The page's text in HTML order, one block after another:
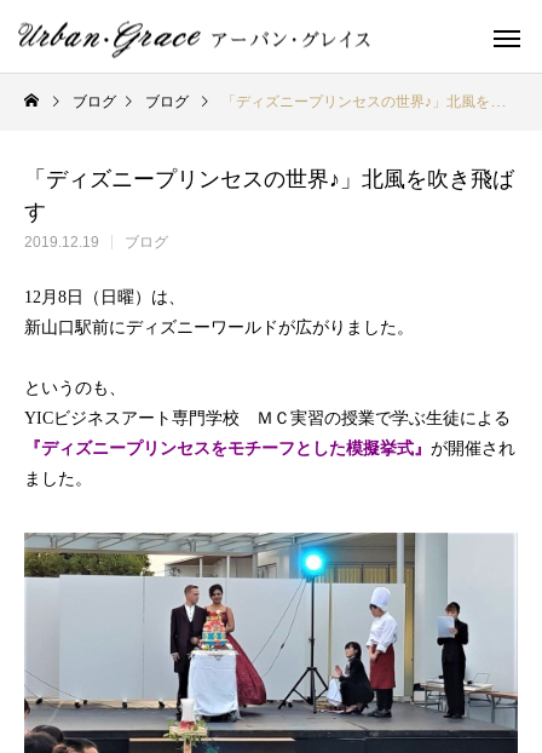
ブログ ブログ 「ディズニープリンセスの世界♪」北風を吹き飛ばす
「ディズニープリンセスの世界♪」北風を吹き飛ば
す
2019.12.19 ブログ
12月 8 日（日曜）は、
新山口駅前にディズニーワールドが広がりました。
というのも、
YICビジネスアート専門学校 ＭＣ実習の授業で学ぶ生徒による
『ディズニープリンセスをモチーフとした模擬挙式』 が開催され
ました。